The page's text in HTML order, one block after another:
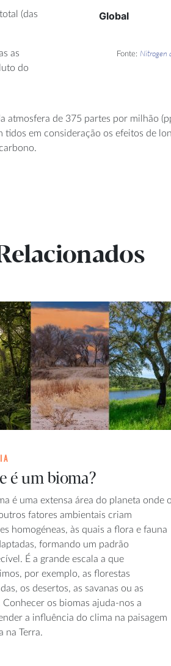
(das
as
do
Global
Fonte: Nitrogen
atmosfera de 375 partes por milhão
em consideração os efeitos de
é um bioma?
é uma extensa área do planeta onde o
fatores ambientais criam
homogéneas, às quais a flora e fauna
formando um padrão
É a grande escala a que
por exemplo, as florestas
os desertos, as savanas ou as
Conhecer os biomas ajuda-nos a
a influência do clima na paisagem
na Terra.